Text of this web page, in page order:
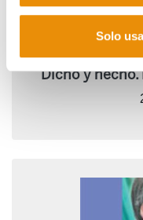
Solo
Dicho y hecho.